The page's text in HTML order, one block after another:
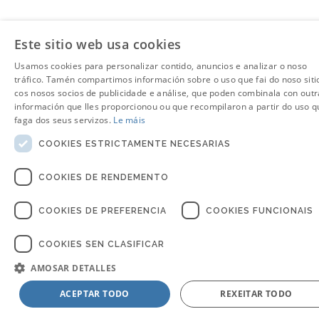
Este sitio web usa cookies
Usamos cookies para personalizar contido, anuncios e analizar o noso
tráfico. Tamén compartimos información sobre o uso que fai do noso
cos nosos socios de publicidade e análise, que poden combinala con
información que lles proporcionou ou que recompilaron a partir do uso
faga dos seus servizos. Le máis
COOKIES ESTRICTAMENTE NECESARIAS
COOKIES DE RENDEMENTO
COOKIES DE PREFERENCIA COOKIES FUNCIONAIS
COOKIES SEN CLASIFICAR
AMOSAR DETALLES
ACEPTAR TODO REXEITAR TODO